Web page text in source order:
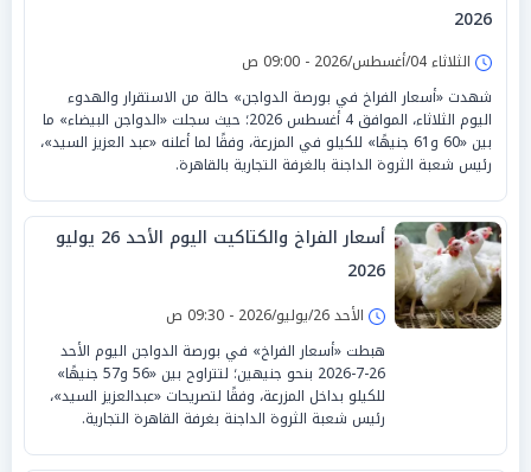
2026
الثلاثاء 04/أغسطس/2026 - 09:00 ص
شهدت «أسعار الفراخ في بورصة الدواجن» حالة من الاستقرار والهدوء
اليوم الثلاثاء، الموافق 4 أغسطس 2026؛ حيث سجلت «الدواجن البيضاء» ما
بين «60 و61 جنيهًا» للكيلو في المزرعة، وفقًا لما أعلنه «عبد العزيز السيد»،
رئيس شعبة الثروة الداجنة بالغرفة التجارية بالقاهرة.
أسعار الفراخ والكتاكيت اليوم الأحد 26 يوليو
2026
الأحد 26/يوليو/2026 - 09:30 ص
هبطت «أسعار الفراخ» في بورصة الدواجن اليوم الأحد
26-7-2026 بنحو جنيهين؛ لتتراوح بين «56 و57 جنيهًا»
للكيلو بداخل المزرعة، وفقًا لتصريحات «عبدالعزيز السيد»،
رئيس شعبة الثروة الداجنة بغرفة القاهرة التجارية.